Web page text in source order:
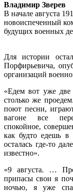
Владимир Зверев
В начале августа
новоиспеченный
будущих военных
Для истории
Порфирьевича,
организаций
«Едем вот уже
столько же
поют песни,
вагоне все
спокойное,
как будто едешь
осталась где-то
известно».
«9 августа. …
припасы свои я
ночью, я уже